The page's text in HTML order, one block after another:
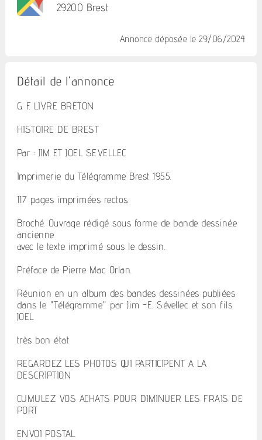
29200 Brest
Annonce déposée le 29/06/2024
Détail de l'annonce
G. F. LIVRE BRETON
HISTOIRE DE BREST
Par : JIM ET JOEL SEVELLEC
Imprimerie du Télégramme Brest 1955.
117 pages imprimées rectos.
Broché. Ouvrage rédigé sous forme de bande dessinée
ancienne
avec le texte imprimé sous le dessin.
Préface de Pierre Mac Orlan.
Réunion en un album des bandes dessinées publiées
dans le "Télégramme" par Jim -E. Sévellec et son fils
JOEL
très bon état
REGARDEZ LES PHOTOS QUI PARTICIPENT A LA
DESCRIPTION
CUMULEZ VOS ACHATS POUR DIMINUER LES FRAIS DE
PORT
ENVOI POSTAL